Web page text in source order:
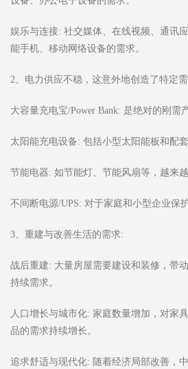
娱乐与连接: 社交媒体、在线视频、通讯
能手机、移动网络设备的需求。
2、电力供应不稳，这意外地创造了特定需
大容量充电宝/Power Bank: 是绝对的刚需
太阳能充电设备: 包括小型太阳能板和配
节能电器: 如节能灯、节能风扇等，越来越
不间断电源/UPS: 对于家庭和小型企业保
3、重建与改善生活的需求:
战后重建: 大量房屋需要建设和装修，带
持续需求。
人口增长与城市化: 家庭数量增加，对家
品的需求持续增长。
追求舒适与现代化: 随着经济局部改善，